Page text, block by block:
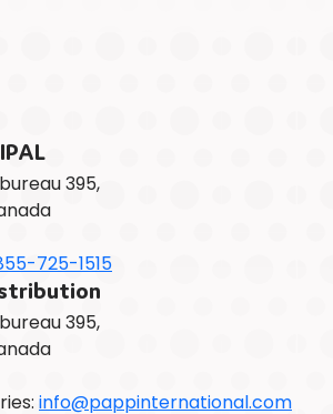
395,
725-1515
395,
info@pappinternational.com